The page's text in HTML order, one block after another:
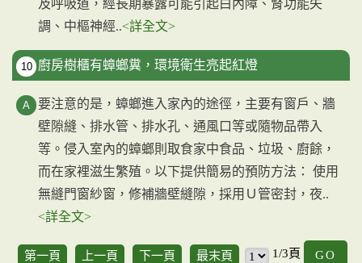
及呼吸道，經長期暴露可能引起白內障、腎功能失
調、中樞神經..<詳全文>
10 廚房樹櫃有蟑螂糞，環境衛生亮起紅燈
要注意的是，蟑螂進入家內的途徑，主要有窗戶、牆
壁隙縫、排水管、排水孔、通風口等或隨物品帶入
等。侵入室內的蟑螂則取食家中食品、垃圾、廚餘，
而在家裡滋生繁殖。以下提供簡易的預防方法： 使用
無縫門窗紗窗，修補牆壁縫隙，採用Ｕ管密封，夜..
<詳全文>
第一頁 上一頁 下一頁 最末頁 1/3頁